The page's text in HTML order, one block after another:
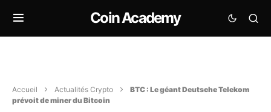
Coin Academy
Accueil Actualités Crypto
BTC : Le géant Deutsche Telekom
prévoit de miner du Bitcoin